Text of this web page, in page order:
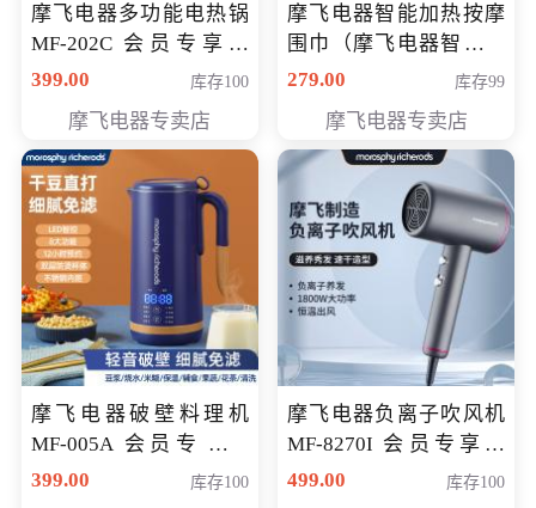
摩飞电器多功能电热锅
MF-202C 会员专享价
269元
399.00 库存100
摩飞电器专卖店
摩飞电器智能加热按摩
围巾（摩飞电器智能加
热按摩围脖） 会员专享
279.00 库存99
摩飞电器专卖店
摩飞电器破壁料理机
MF-005A 会员专享价
198元
399.00 库存100
摩飞电器负离子吹风机
MF-8270I 会员专享价
369元
499.00 库存100